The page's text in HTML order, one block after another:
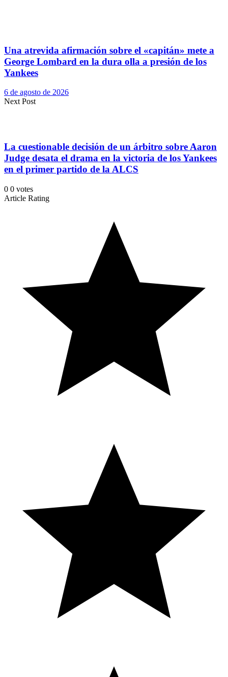
Una atrevida afirmación sobre el «capitán» mete a
George Lombard en la dura olla a presión de los
Yankees
6 de agosto de 2026
Next Post
La cuestionable decisión de un árbitro sobre Aaron
Judge desata el drama en la victoria de los Yankees
en el primer partido de la ALCS
0 0 votes
Article Rating